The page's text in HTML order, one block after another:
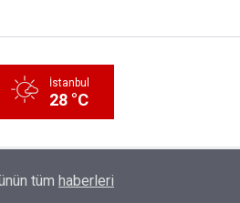
İstanbul
28 °C
Kan Donduran İddialar!
tüm haberleri